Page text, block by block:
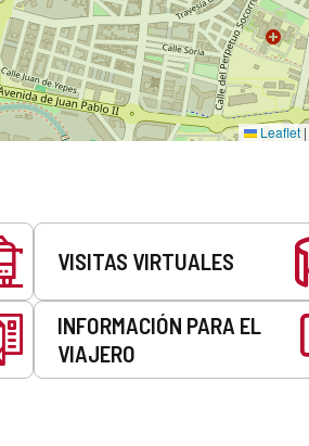
Leaflet |
VISITAS VIRTUALES
INFORMACIÓN PARA EL
VIAJERO